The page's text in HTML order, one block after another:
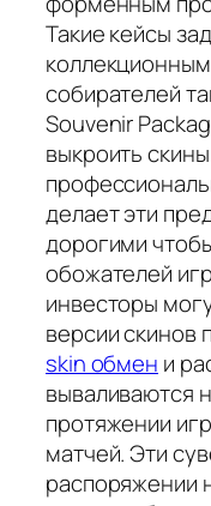
Такие кейсы
собирателей
Souvenir
выкроить
делает эти
дорогими
обожателей
инвесторы
версии скинов
skin обмен и
вываливаются
протяжении
матчей. Эти
распоряжении